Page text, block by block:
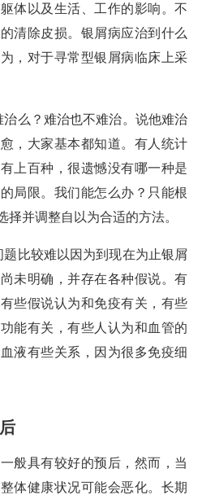
体以及生活、工作的影响。不
清除皮损。银屑病应治到什么
，对于寻常型银屑病临床上采
么？难治也不难治。说他难治
，大家基本都知道。有人统计
上百种，很遗憾没有哪一种是
局限。我们能怎么办？只能根
并调整自以为合适的方法。
比较难以因为到现在为止银屑
未明确，并存在各种假说。有
些假说认为和免疫有关，有些
能有关，有些人认为和血管的
液有些关系，因为很多免疫细
般具有较好的预后，然而，当
体健康状况可能会恶化。长期